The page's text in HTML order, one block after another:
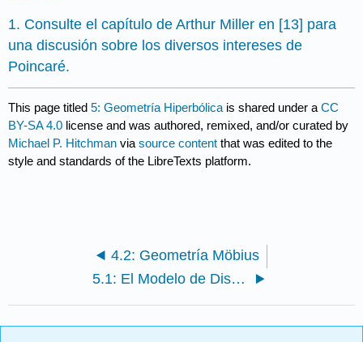
1. Consulte el capítulo de Arthur Miller en [13] para
una discusión sobre los diversos intereses de
Poincaré.
This page titled5: Geometría Hiperbólica is shared under aCC
BY-SA 4.0 license and was authored, remixed, and/or curated by
Michael P. Hitchman viasource content that was edited to the
style and standards of the LibreTexts platform.
4.2: Geometría Möbius
5.1: El Modelo de Disco Poincaré